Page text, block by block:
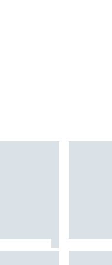
وليس سميدلي: